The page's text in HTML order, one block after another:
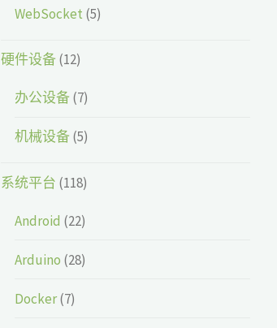
WebSocket (5)
硬件设备 (12)
办公设备 (7)
机械设备 (5)
系统平台 (118)
Android (22)
Arduino (28)
Docker(7)